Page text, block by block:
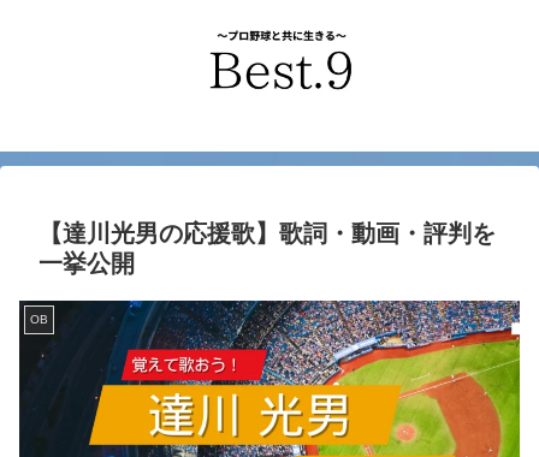
【達川光男の応援歌】歌詞・動画・評判を
一挙公開
OB